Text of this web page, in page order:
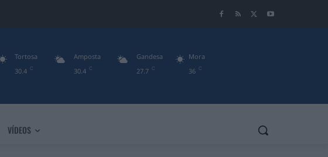
30.4 C
Tortosa
30.4 C
Amposta
27.7 C
Gandesa
36 C
Mora
VÍDEOS